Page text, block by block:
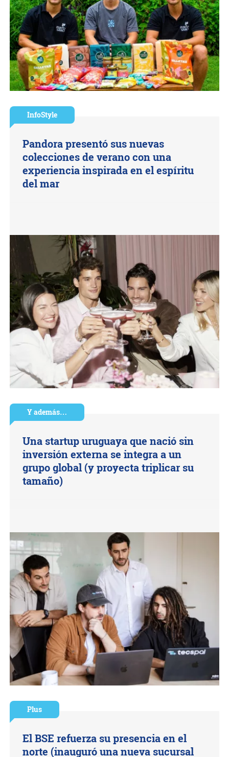
InfoStyle
Pandora presentó sus nuevas
colecciones de verano con una
experiencia inspirada en el espíritu
del mar
Y además…
Una startup uruguaya que nació sin
inversión externa se integra a un
grupo global (y proyecta triplicar su
tamaño)
Plus
El BSE refuerza su presencia en el
norte (inauguró una nueva sucursal